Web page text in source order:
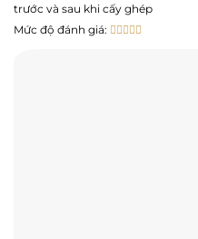
trước và sau khi cấy ghép
Mức độ đánh giá: